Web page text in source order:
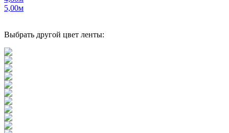
5,00м
Выбрать другой цвет ленты: